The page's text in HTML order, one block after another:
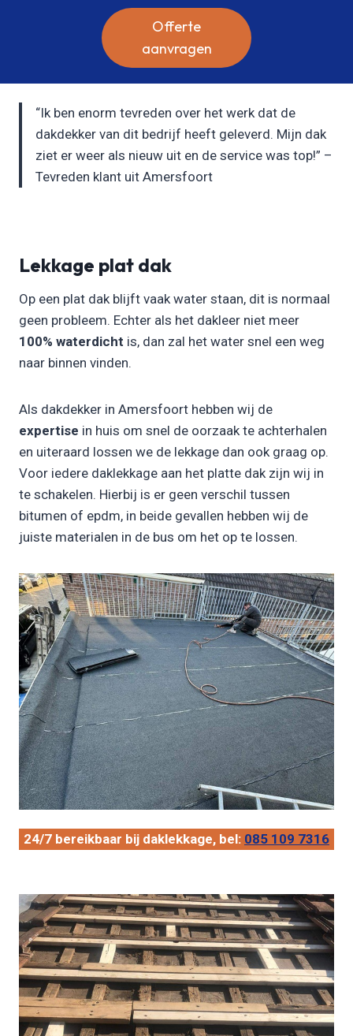
Offerte
aanvragen
“Ik ben enorm tevreden over het werk dat de
dakdekker van dit bedrijf heeft geleverd. Mijn dak
ziet er weer als nieuw uit en de service was top!” –
Tevreden klant uit Amersfoort
Lekkage plat dak
Op een plat dak blijft vaak water staan, dit is normaal
geen probleem. Echter als het dakleer niet meer
100% waterdicht is, dan zal het water snel een weg
naar binnen vinden.
Als dakdekker in Amersfoort hebben wij de
expertise in huis om snel de oorzaak te achterhalen
en uiteraard lossen we de lekkage dan ook graag op.
Voor iedere daklekkage aan het platte dak zijn wij in
te schakelen. Hierbij is er geen verschil tussen
bitumen of epdm, in beide gevallen hebben wij de
juiste materialen in de bus om het op te lossen.
24/7 bereikbaar bij daklekkage, bel: 085 109 7316